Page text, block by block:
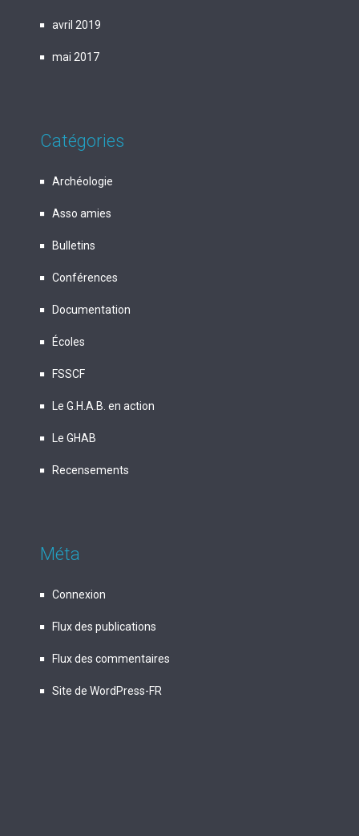
avril 2019
mai 2017
Catégories
Archéologie
Asso amies
Bulletins
Conférences
Documentation
Écoles
FSSCF
Le G.H.A.B. en action
Le GHAB
Recensements
Méta
Connexion
Flux des publications
Flux des commentaires
Site de WordPress-FR